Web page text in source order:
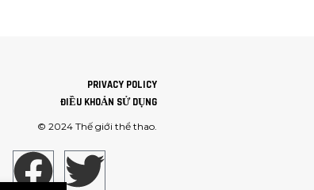
PRIVACY POLICY
ĐIỀU KHOẢN SỬ DỤNG
© 2024Thế giới thể thao